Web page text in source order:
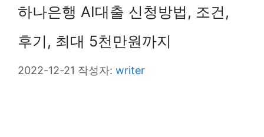
하나은행 AI대출 신청방법, 조건,
후기, 최대 5천만원까지
2022-12-21 작성자: writer